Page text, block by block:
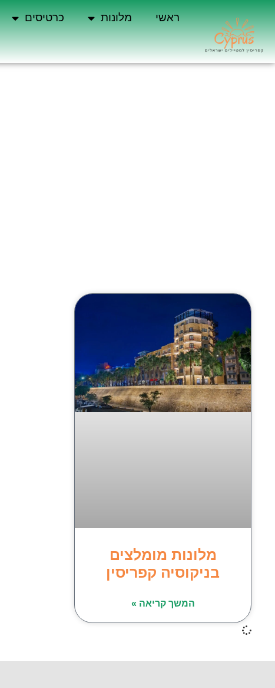
ראשי מלונות כרטיסים
מלונות מומלצים
בניקוסיה קפריסין
המשך קריאה »